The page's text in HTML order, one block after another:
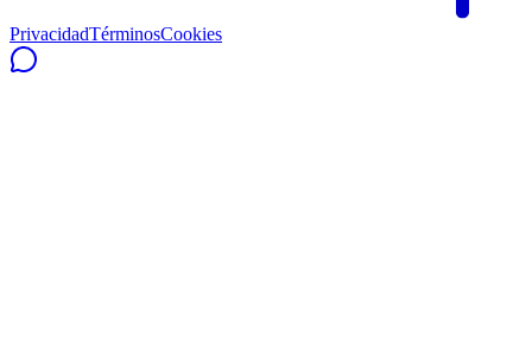
PrivacidadTérminosCookies